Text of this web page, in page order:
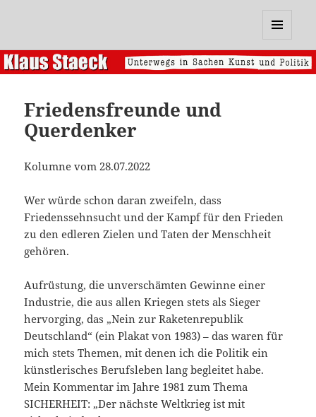
UND
WIDGETS
Friedensfreunde und
Querdenker
Kolumne vom 28.07.2022
Wer würde schon daran zweifeln, dass
Friedenssehnsucht und der Kampf für den Frieden
zu den edleren Zielen und Taten der Menschheit
gehören.
Aufrüstung, die unverschämten Gewinne einer
Industrie, die aus allen Kriegen stets als Sieger
hervorging, das „Nein zur Raketenrepublik
Deutschland“ (ein Plakat von 1983) – das waren für
mich stets Themen, mit denen ich die Politik ein
künstlerisches Berufsleben lang begleitet habe.
Mein Kommentar im Jahre 1981 zum Thema
SICHERHEIT: „Der nächste Weltkrieg ist mit